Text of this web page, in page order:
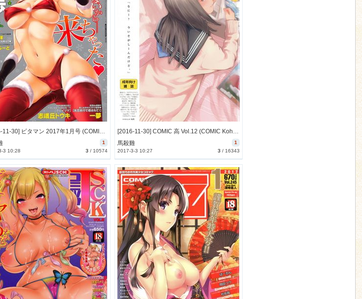
[2016-11-30] ビタマン 2017年1月号 (COMIC Monthly Vitaman 2017-1)
1
3 / 10574
3 10:28
[2016-11-30] COMIC 高 Vol.12 (COMIC Koh vol.12)
1
馬殺雞
3 / 16343
2017-3-3 10:27